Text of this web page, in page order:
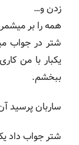
زدن و…
همه را بر می‎شمرد و می‎پرسد آیا با این وجود مرا حلال می‎کنی؟
ببخشم.
ساربان پرسید
شتر جواب داد